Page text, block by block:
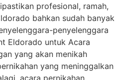
profesional, ramah,
bahkan sudah banyak
penyelenggara
Eldorado untuk Acara
yang akan menikah
yang meninggalkan